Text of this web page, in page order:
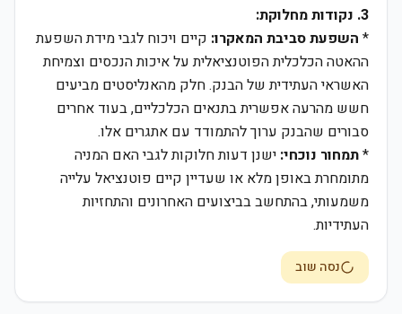
3. נקודות מחלוקת:
* השפעת סביבת המאקרו: קיים ויכוח לגבי מידת השפעת
ההאטה הכלכלית הפוטנציאלית על איכות הנכסים וצמיחת
האשראי העתידית של הבנק. חלק מהאנליסטים מביעים
חשש מהרעה אפשרית בתנאים הכלכליים, בעוד אחרים
סבורים שהבנק ערוך להתמודד עם אתגרים אלו.
*תמחור נוכחי: ישנן דעות חלוקות לגבי האם המניה
מתומחרת באופן מלא או שעדיין קיים פוטנציאל עלייה
משמעותי, בהתחשב בביצועים האחרונים והתחזיות
העתידיות.
נסה שוב